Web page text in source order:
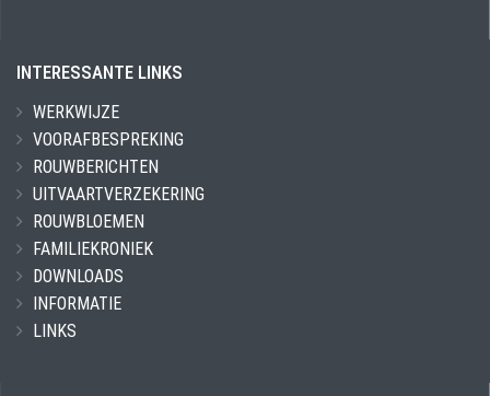
INTERESSANTE LINKS
WERKWIJZE
VOORAFBESPREKING
ROUWBERICHTEN
UITVAARTVERZEKERING
ROUWBLOEMEN
FAMILIEKRONIEK
DOWNLOADS
INFORMATIE
LINKS